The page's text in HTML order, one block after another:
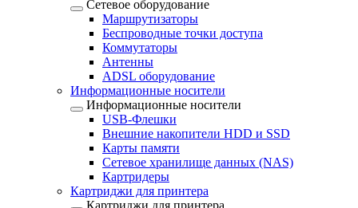
Сетевое оборудование
Маршрутизаторы
Беспроводные точки доступа
Коммутаторы
Антенны
ADSL оборудование
Информационные носители
Информационные носители
USB-Флешки
Внешние накопители HDD и SSD
Карты памяти
Сетевое хранилище данных (NAS)
Картридеры
Картриджи для принтера
Картриджи для принтера